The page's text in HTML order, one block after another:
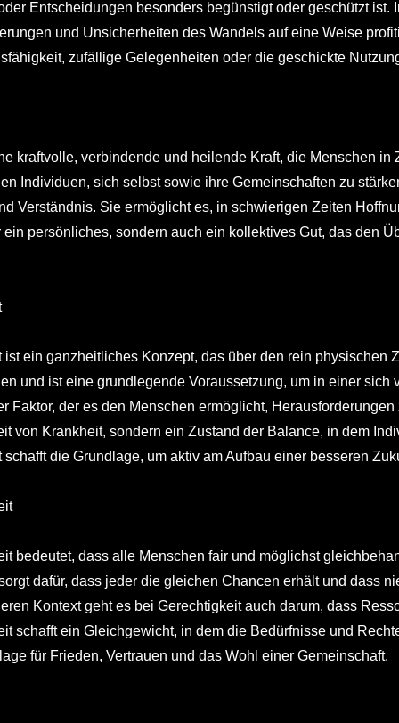
Entscheidungen besonders begünstigt oder geschützt
und Unsicherheiten des Wandels auf eine Weise
zufällige Gelegenheiten oder die geschickte
kraftvolle, verbindende und heilende Kraft, die Menschen
Individuen, sich selbst sowie ihre Gemeinschaften zu
Verständnis. Sie ermöglicht es, in schwierigen Zeiten
ein persönliches, sondern auch ein kollektives Gut, das den
ist ein ganzheitliches Konzept, das über den rein
und ist eine grundlegende Voraussetzung, um in einer
Faktor, der es den Menschen ermöglicht,
von Krankheit, sondern ein Zustand der Balance, in dem
schafft die Grundlage, um aktiv am Aufbau einer besseren
bedeutet, dass alle Menschen fair und möglichst
dafür, dass jeder die gleichen Chancen erhält und dass
Kontext geht es bei Gerechtigkeit auch darum, dass
schafft ein Gleichgewicht, in dem die Bedürfnisse und
für Frieden, Vertrauen und das Wohl einer Gemeinschaft.